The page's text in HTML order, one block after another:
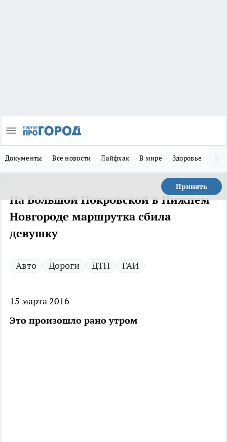
Документы Все новости Лайфхак В мире Здоровье
Принять
На Большой Покровской в Нижнем
Новгороде маршрутка сбила
девушку
Авто Дороги ДТП ГАИ
15 марта 2016
Это произошло рано утром